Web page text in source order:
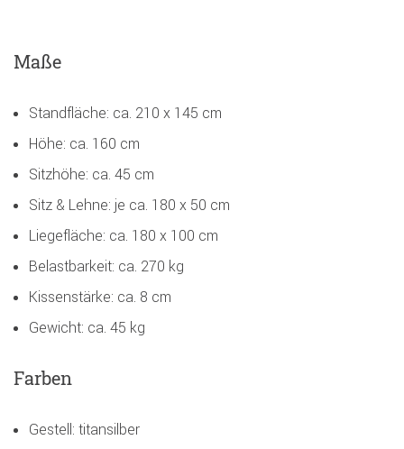
Maße
Standfläche: ca. 210 x 145 cm
Höhe: ca. 160 cm
Sitzhöhe: ca. 45 cm
Sitz & Lehne: je ca. 180 x 50 cm
Liegefläche: ca. 180 x 100 cm
Belastbarkeit: ca. 270 kg
Kissenstärke: ca. 8 cm
Gewicht: ca. 45 kg
Farben
Gestell: titansilber